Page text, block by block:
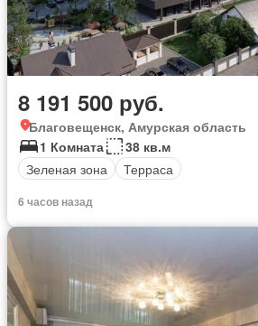
8 191 500 руб.
Благовещенск, Амурская область
1 Комната
38 кв.м
Зеленая зона
Терраса
6 часов назад